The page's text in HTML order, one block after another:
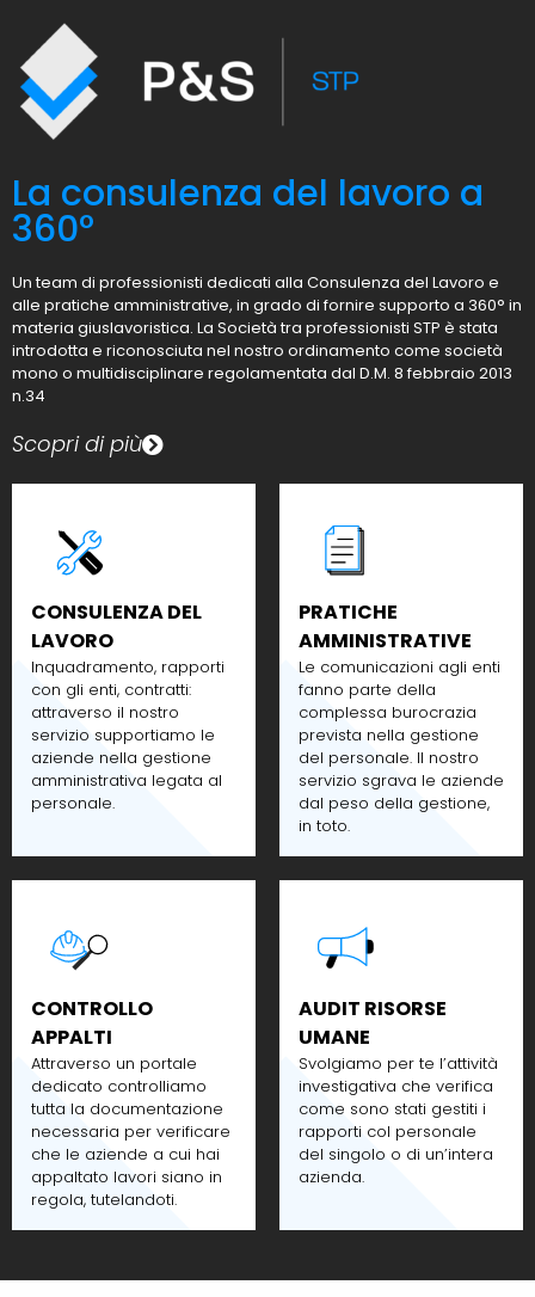
La consulenza del lavoro a
360°
Un team di professionisti dedicati alla Consulenza del Lavoro e
alle pratiche amministrative, in grado di fornire supporto a 360° in
materia giuslavoristica. La Società tra professionisti STP è stata
introdotta e riconosciuta nel nostro ordinamento come società
mono o multidisciplinare regolamentata dal D.M. 8 febbraio 2013
n.34
Scopri di più
CONSULENZA DEL
LAVORO
Inquadramento, rapporti
con gli enti, contratti:
attraverso il nostro
servizio supportiamo le
aziende nella gestione
amministrativa legata al
personale.
PRATICHE
AMMINISTRATIVE
Le comunicazioni agli enti
fanno parte della
complessa burocrazia
prevista nella gestione
del personale. Il nostro
servizio sgrava le aziende
dal peso della gestione,
in toto.
CONTROLLO
APPALTI
Attraverso un portale
dedicato controlliamo
tutta la documentazione
necessaria per verificare
che le aziende a cui hai
appaltato lavori siano in
regola, tutelandoti.
AUDIT RISORSE
UMANE
Svolgiamo per te l’attività
investigativa che verifica
come sono stati gestiti i
rapporti col personale
del singolo o di un’intera
azienda.